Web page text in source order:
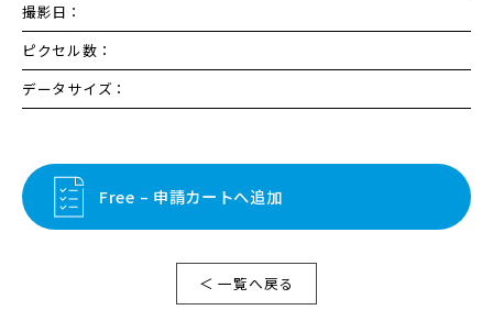
撮影日：
ピクセル数：
データサイズ：
Free – 申請カートへ追加
＜ 一覧へ戻る